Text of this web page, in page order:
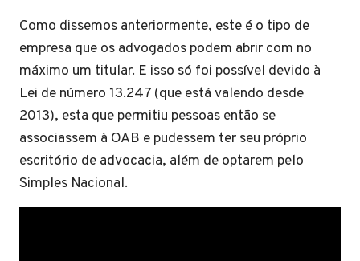
Como dissemos anteriormente, este é o tipo de
empresa que os advogados podem abrir com no
máximo um titular. E isso só foi possível devido à
Lei de número 13.247 (que está valendo desde
2013), esta que permitiu pessoas então se
associassem à OAB e pudessem ter seu próprio
escritório de advocacia, além de optarem pelo
Simples Nacional.